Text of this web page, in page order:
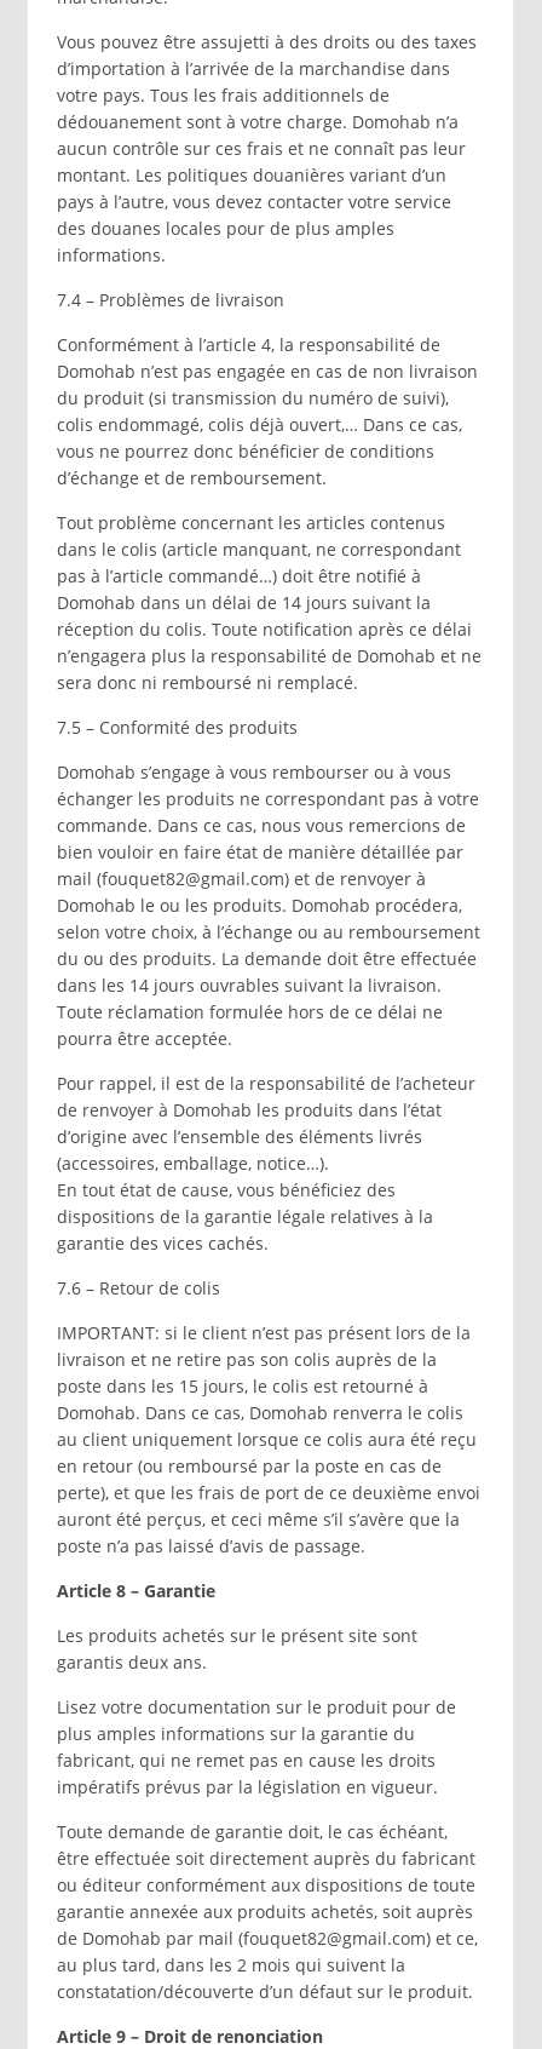
Vous pouvez être assujetti à des droits ou des taxes
d’importation à l’arrivée de la marchandise dans
votre pays. Tous les frais additionnels de
dédouanement sont à votre charge. Domohab n’a
aucun contrôle sur ces frais et ne connaît pas leur
montant. Les politiques douanières variant d’un
pays à l’autre, vous devez contacter votre service
des douanes locales pour de plus amples
informations.
7.4 – Problèmes de livraison
Conformément à l’article 4, la responsabilité de
Domohab n’est pas engagée en cas de non livraison
du produit (si transmission du numéro de suivi),
colis endommagé, colis déjà ouvert,… Dans ce cas,
vous ne pourrez donc bénéficier de conditions
d’échange et de remboursement.
Tout problème concernant les articles contenus
dans le colis (article manquant, ne correspondant
pas à l’article commandé…) doit être notifié à
Domohab dans un délai de 14 jours suivant la
réception du colis. Toute notification après ce délai
n’engagera plus la responsabilité de Domohab et ne
sera donc ni remboursé ni remplacé.
7.5 – Conformité des produits
Domohab s’engage à vous rembourser ou à vous
échanger les produits ne correspondant pas à votre
commande. Dans ce cas, nous vous remercions de
bien vouloir en faire état de manière détaillée par
mail (fouquet82@gmail.com) et de renvoyer à
Domohab le ou les produits. Domohab procédera,
selon votre choix, à l’échange ou au remboursement
du ou des produits. La demande doit être effectuée
dans les 14 jours ouvrables suivant la livraison.
Toute réclamation formulée hors de ce délai ne
pourra être acceptée.
Pour rappel, il est de la responsabilité de l’acheteur
de renvoyer à Domohab les produits dans l’état
d’origine avec l’ensemble des éléments livrés
(accessoires, emballage, notice…).
En tout état de cause, vous bénéficiez des
dispositions de la garantie légale relatives à la
garantie des vices cachés.
7.6 – Retour de colis
IMPORTANT: si le client n’est pas présent lors de la
livraison et ne retire pas son colis auprès de la
poste dans les 15 jours, le colis est retourné à
Domohab. Dans ce cas, Domohab renverra le colis
au client uniquement lorsque ce colis aura été reçu
en retour (ou remboursé par la poste en cas de
perte), et que les frais de port de ce deuxième envoi
auront été perçus, et ceci même s’il s’avère que la
poste n’a pas laissé d’avis de passage.
Article 8 – Garantie
Les produits achetés sur le présent site sont
garantis deux ans.
Lisez votre documentation sur le produit pour de
plus amples informations sur la garantie du
fabricant, qui ne remet pas en cause les droits
impératifs prévus par la législation en vigueur.
Toute demande de garantie doit, le cas échéant,
être effectuée soit directement auprès du fabricant
ou éditeur conformément aux dispositions de toute
garantie annexée aux produits achetés, soit auprès
de Domohab par mail (fouquet82@gmail.com) et ce,
au plus tard, dans les 2 mois qui suivent la
constatation/découverte d’un défaut sur le produit.
Article 9 – Droit de renonciation